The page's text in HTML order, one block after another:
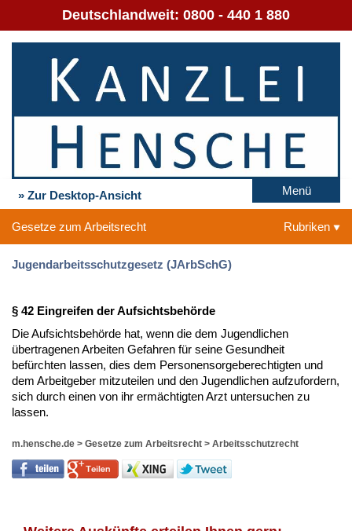
Deutschlandweit: 0800 - 440 1 880
» Zur Desktop-Ansicht Menü
Gesetze zum Arbeitsrecht Rubriken
Jugendarbeitsschutzgesetz (JArbSchG)
§ 42 Eingreifen der Aufsichtsbehörde
Die Aufsichtsbehörde hat, wenn die dem Jugendlichen
übertragenen Arbeiten Gefahren für seine Gesundheit
befürchten lassen, dies dem Personensorgeberechtigten und
dem Arbeitgeber mitzuteilen und den Jugendlichen aufzufordern,
sich durch einen von ihr ermächtigten Arzt untersuchen zu
lassen.
m.hensche.de > Gesetze zum Arbeitsrecht > Arbeitsschutzrecht